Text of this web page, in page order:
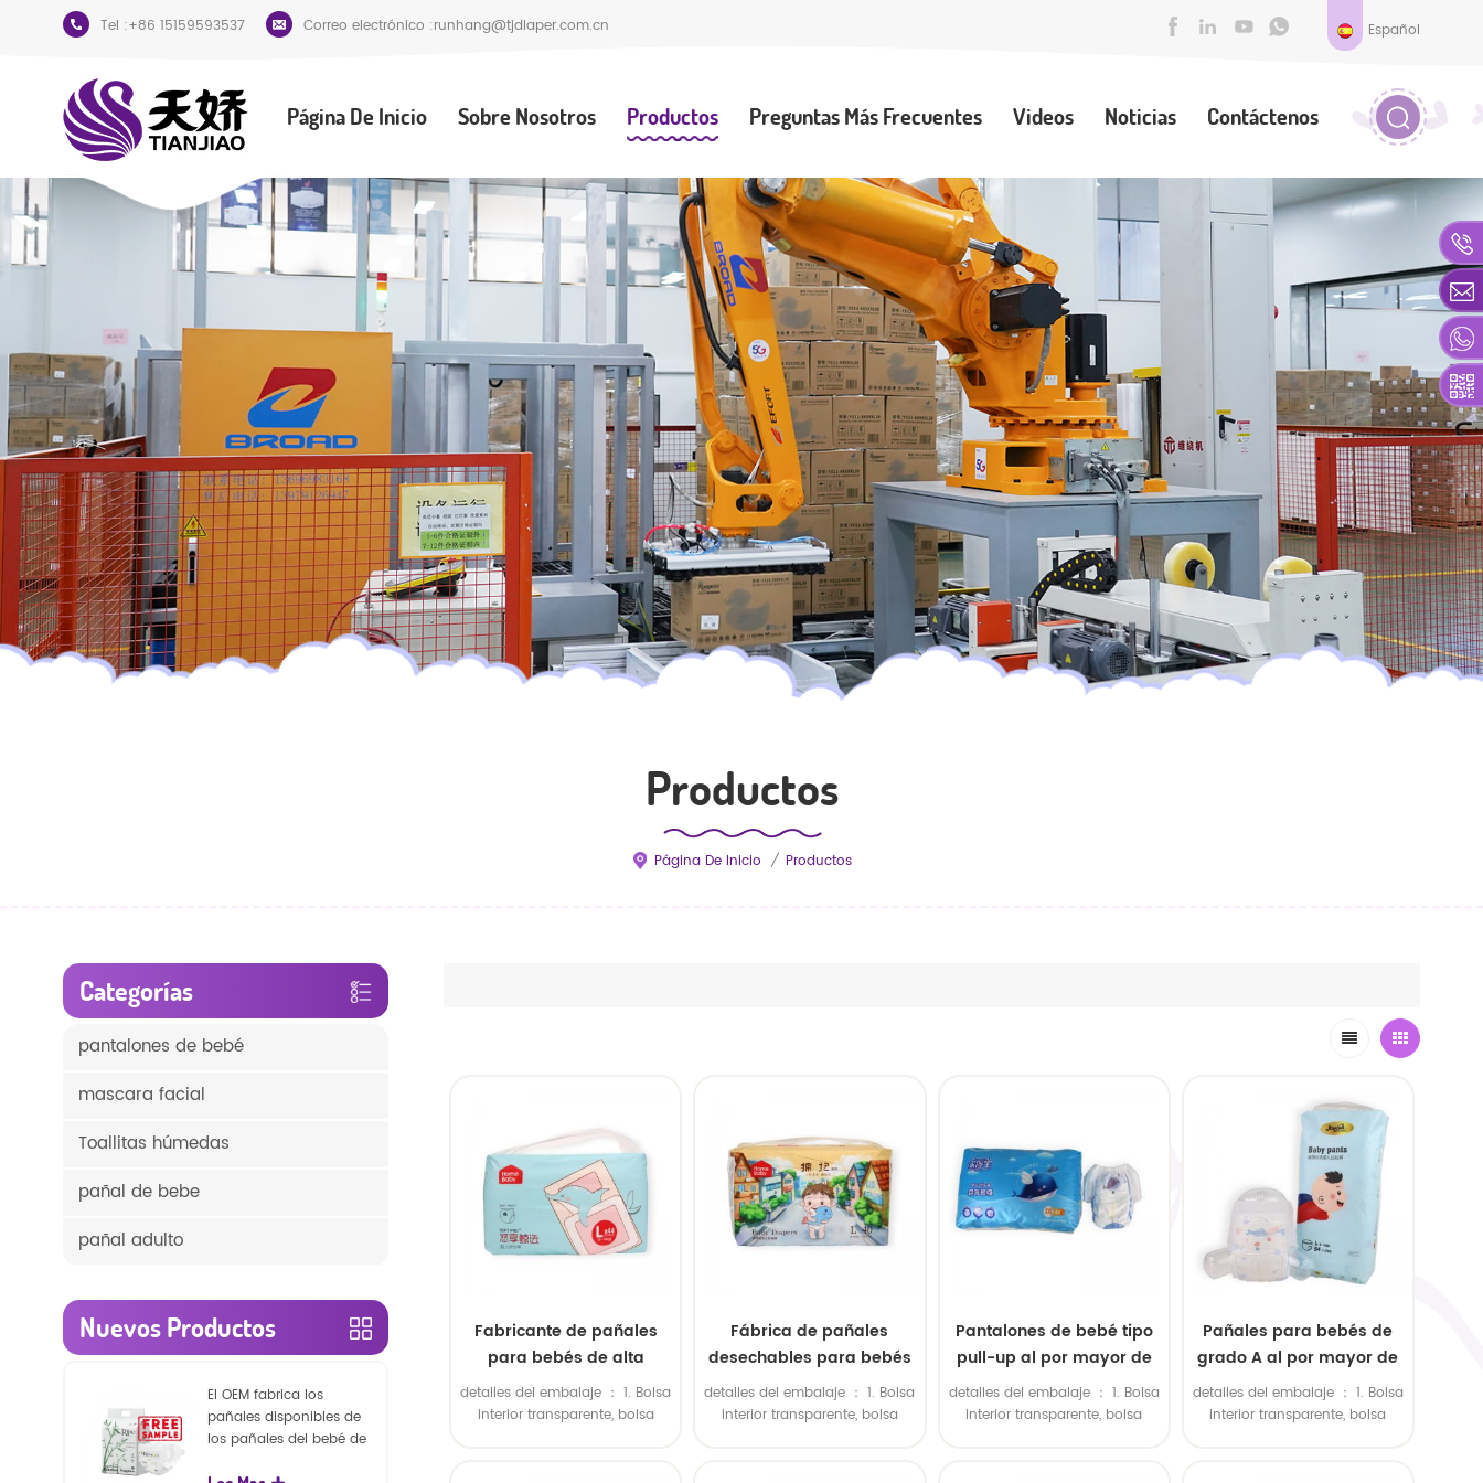
Tel :+86 15159593537 Correo electrónico :runhang@tjdiaper.com.cn Español
Página De Inicio Sobre Nosotros Productos Preguntas Más Frecuentes Videos Noticias Contáctenos
Productos
Página De Inicio / Productos
Fabricante de pañales
para bebés de alta
calidad
detalles del embalaje ： 1. Bolsa
interior transparente, bolsa
Fábrica de pañales
desechables para bebés
al por mayor
detalles del embalaje ： 1. Bolsa
interior transparente, bolsa
Pantalones de bebé tipo
pull-up al por mayor de
China (OEM)
detalles del embalaje ： 1. Bolsa
interior transparente, bolsa
Pañales para bebés de
grado A al por mayor de
fábrica
detalles del embalaje ： 1. Bolsa
interior transparente, bolsa
Categorías
pantalones de bebé
mascara facial
Toallitas húmedas
pañal de bebe
pañal adulto
Nuevos Productos
El OEM fabrica los
pañales disponibles de
los pañales del bebé de